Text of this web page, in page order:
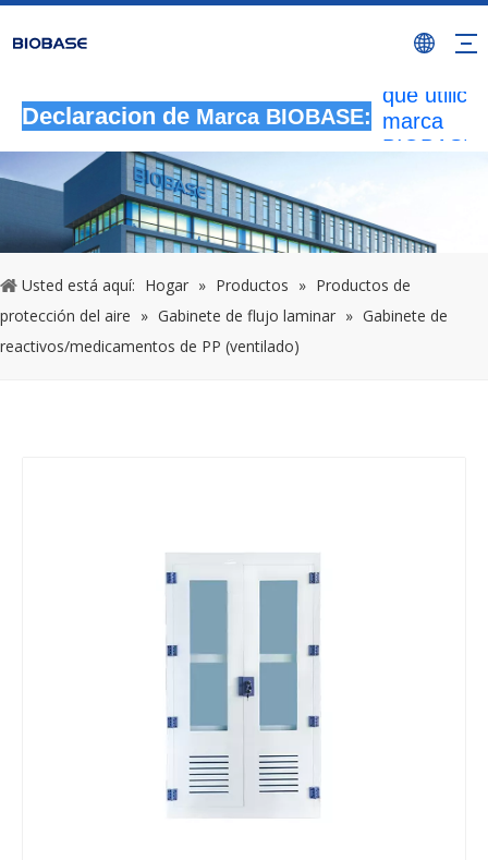
Declaracion de Marca BIOBASE:
Todas las
que
marca
BIOBASE
legal.
Usted está aquí: Hogar » Productos » Productos de
protección del aire » Gabinete de flujo laminar » Gabinete de
reactivos/medicamentos de PP (ventilado)